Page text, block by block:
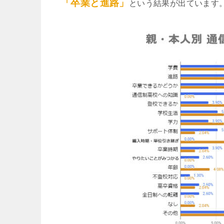
「卒業と進路」 という結果が出ています